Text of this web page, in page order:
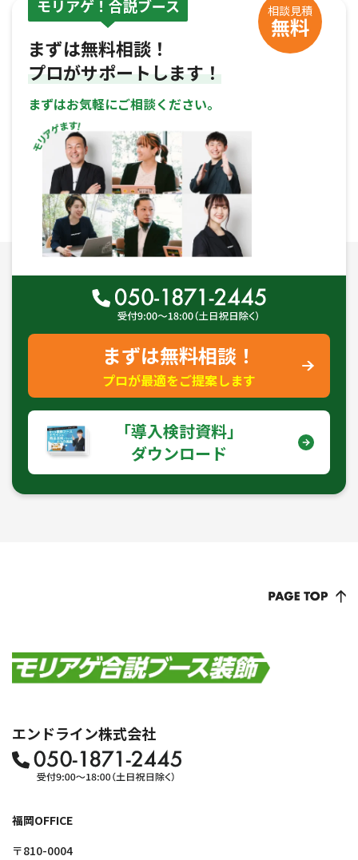
モリアゲ！合説ブース 相談見積
無料
まずは無料相談！
プロがサポートします！
まずはお気軽にご相談ください。
まずは無料相談！
プロが最適をご提案します
｢導入検討資料｣
ダウンロード
エンドライン株式会社
福岡OFFICE
〒810-0004